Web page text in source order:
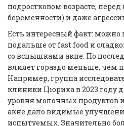
подростковом возрасте,
беременности) и даже
Есть интересный факт: можно
подальше от fast food и
со вспышками акне. По
влияет гораздо меньше, чем
Например, группа
клиники Цюриха в 2023 году
уровня молочных продуктов и
акне дало видимые
испытуемых. Значительно